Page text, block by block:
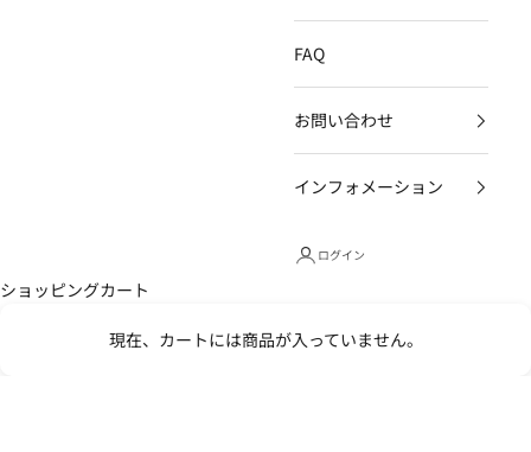
FAQ
お問い合わせ
インフォメーション
ログイン
ショッピングカート
現在、カートには商品が入っていません。